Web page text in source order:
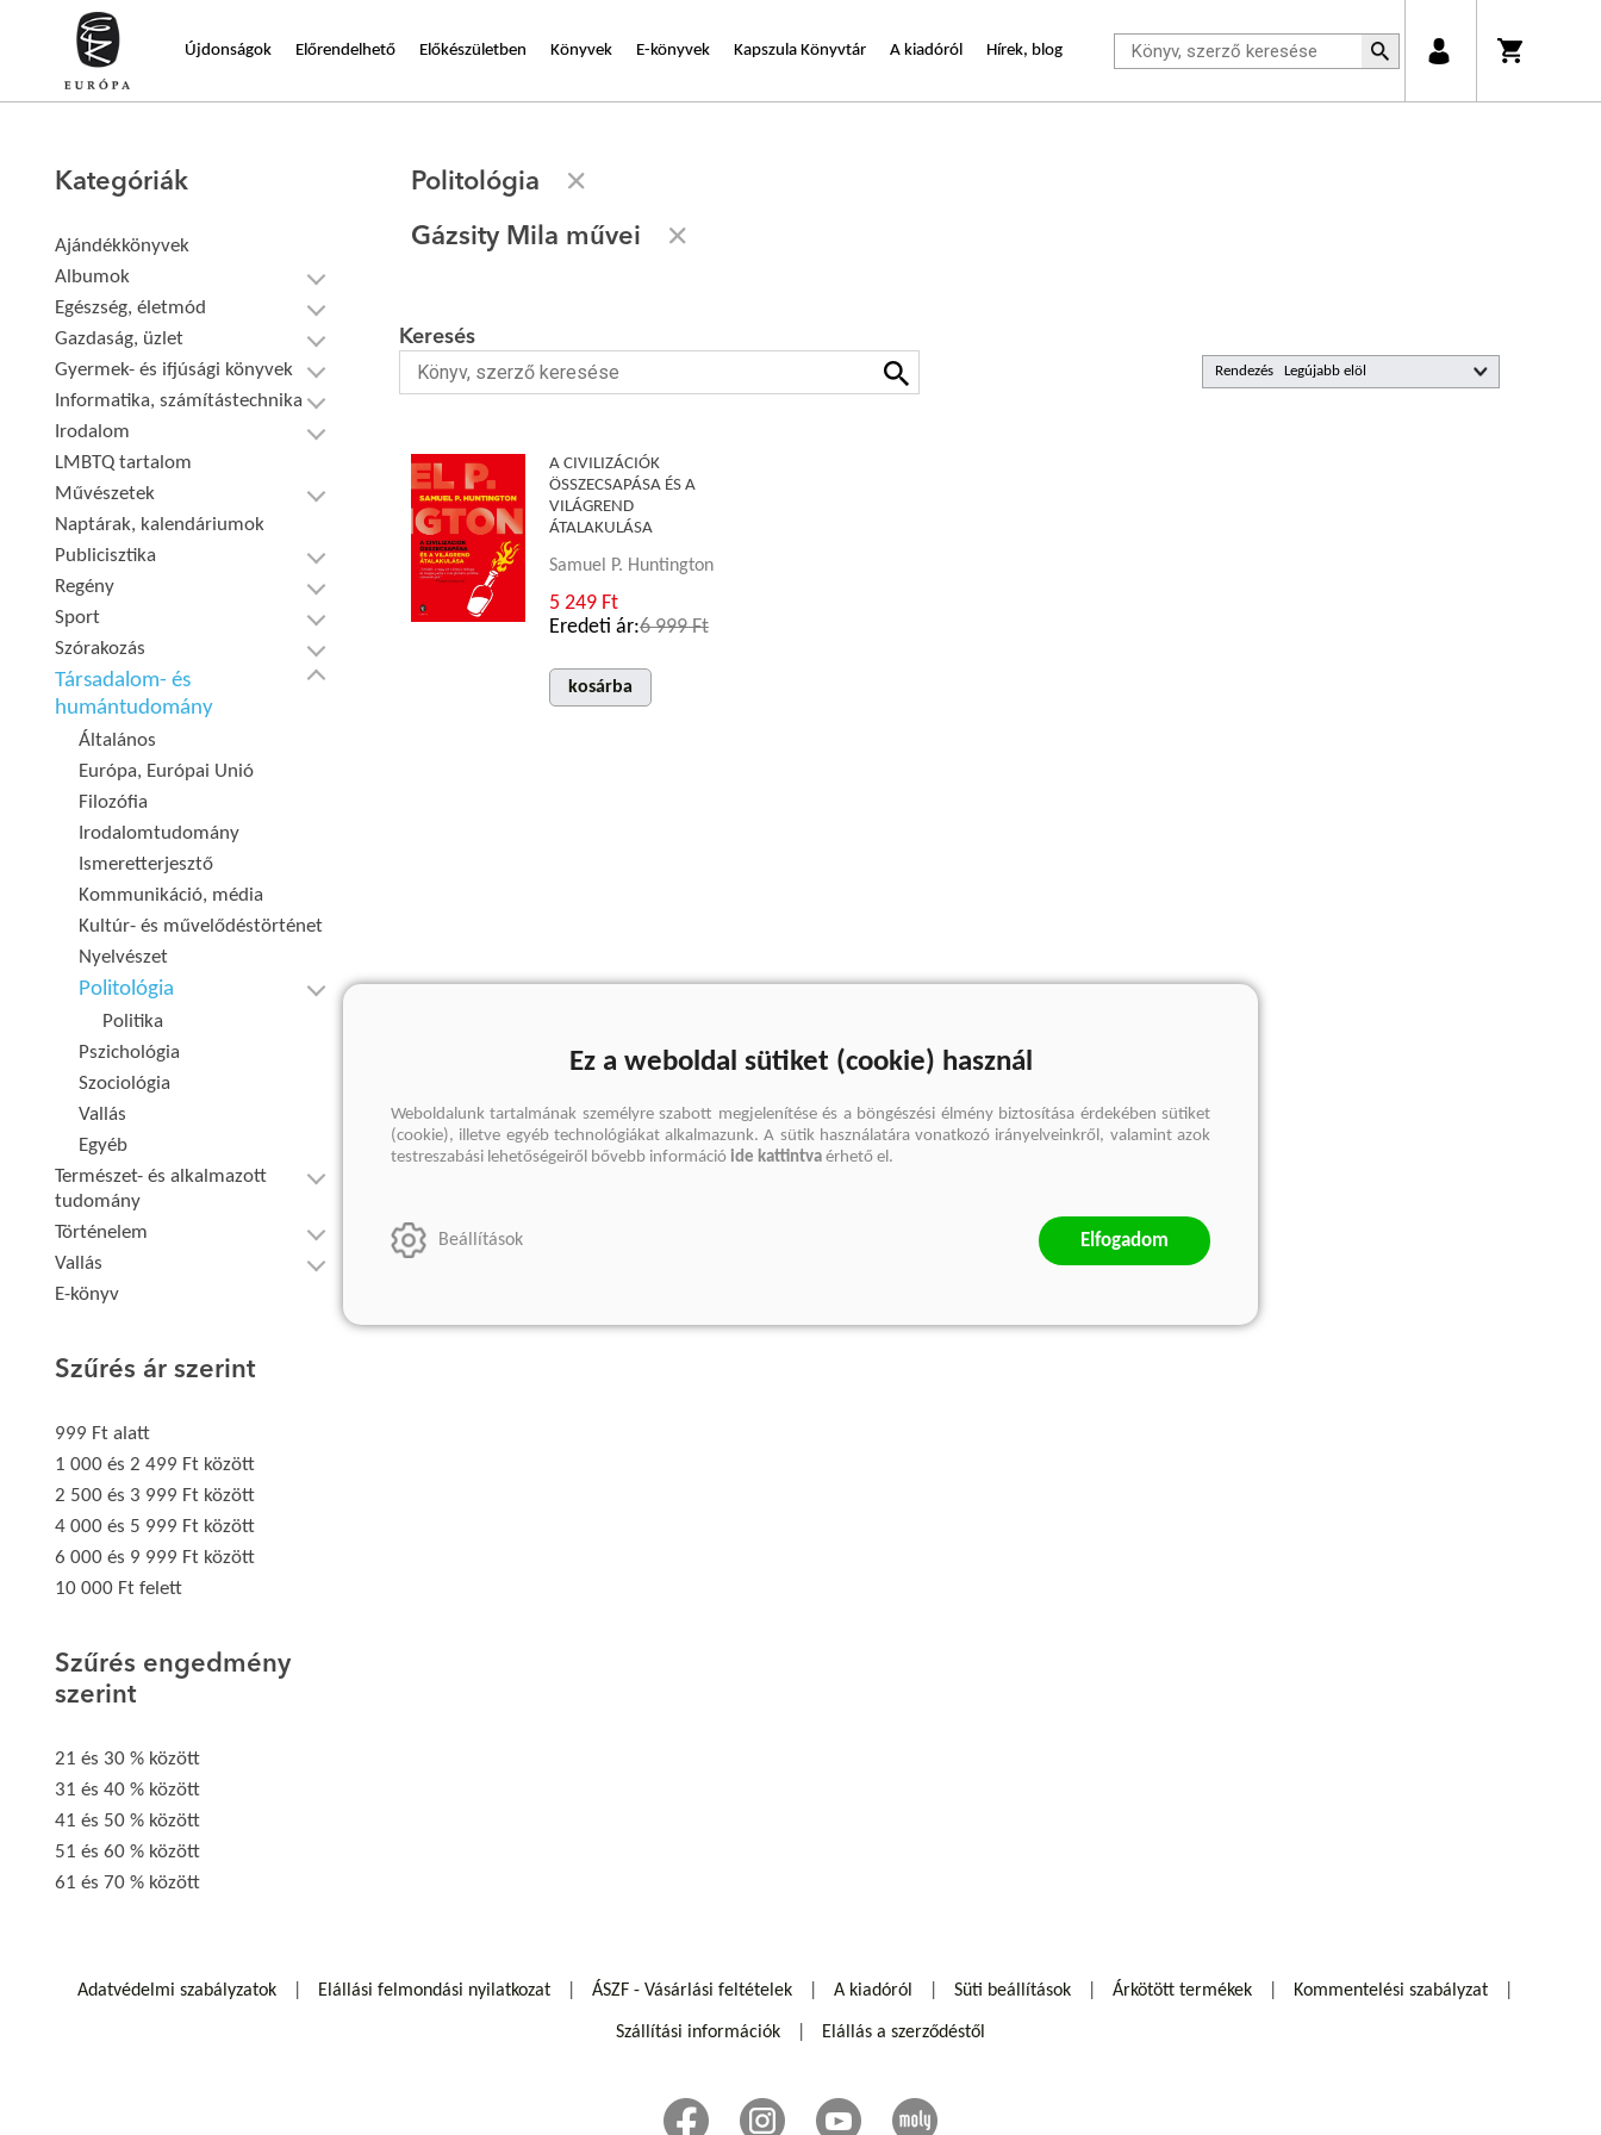
Újdonságok Előrendelhető Előkészületben Könyvek E-könyvek Kapszula Könyvtár A kiadóról Hírek, blog
Kategóriák
Ajándékkönyvek
Albumok
Egészség, életmód
Gazdaság, üzlet
Gyermek- és ifjúsági könyvek
Informatika, számítástechnika
Irodalom
LMBTQ tartalom
Művészetek
Naptárak, kalendáriumok
Publicisztika
Regény
Sport
Szórakozás
Társadalom- és
humántudomány
Általános
Európa, Európai Unió
Filozófia
Irodalomtudomány
Ismeretterjesztő
Kommunikáció, média
Kultúr- és művelődéstörténet
Nyelvészet
Politológia
Politika
Pszichológia
Szociológia
Vallás
Egyéb
Természet- és alkalmazott
tudomány
Történelem
Vallás
E-könyv
Szűrés ár szerint
999 Ft alatt
1 000 és 2 499 Ft között
2 500 és 3 999 Ft között
4 000 és 5 999 Ft között
6 000 és 9 999 Ft között
10 000 Ft felett
Szűrés engedmény
szerint
21 és 30 % között
31 és 40 % között
41 és 50 % között
51 és 60 % között
61 és 70 % között
Politológia
Gázsity Mila művei
Rendezés
Keresés
A CIVILIZÁCIÓK
ÖSSZECSAPÁSA ÉS A
VILÁGREND
ÁTALAKULÁSA
Samuel P. Huntington
5 249 Ft
Eredeti ár:6 999 Ft
kosárba
Adatvédelmi szabályzatok Elállási felmondási nyilatkozat ÁSZF - Vásárlási feltételek A kiadóról Süti beállítások Árkötött termékek Kommentelési szabályzat
Szállítási információk Elállás a szerződéstől
Ez a weboldal sütiket (cookie) használ
Weboldalunk tartalmának személyre szabott megjelenítése és a böngészési élmény biztosítása érdekében sütiket
(cookie), illetve egyéb technológiákat alkalmazunk. A sütik használatára vonatkozó irányelveinkről, valamint azok
testreszabási lehetőségeiről bővebb információ ide kattintva érhető el.
Beállítások Elfogadom